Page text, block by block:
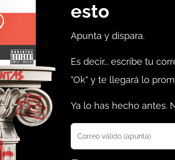
esto
Apunta y dispara.
Es decir... escribe tu
"Ok" y te llegará lo
Ya lo has hecho antes.